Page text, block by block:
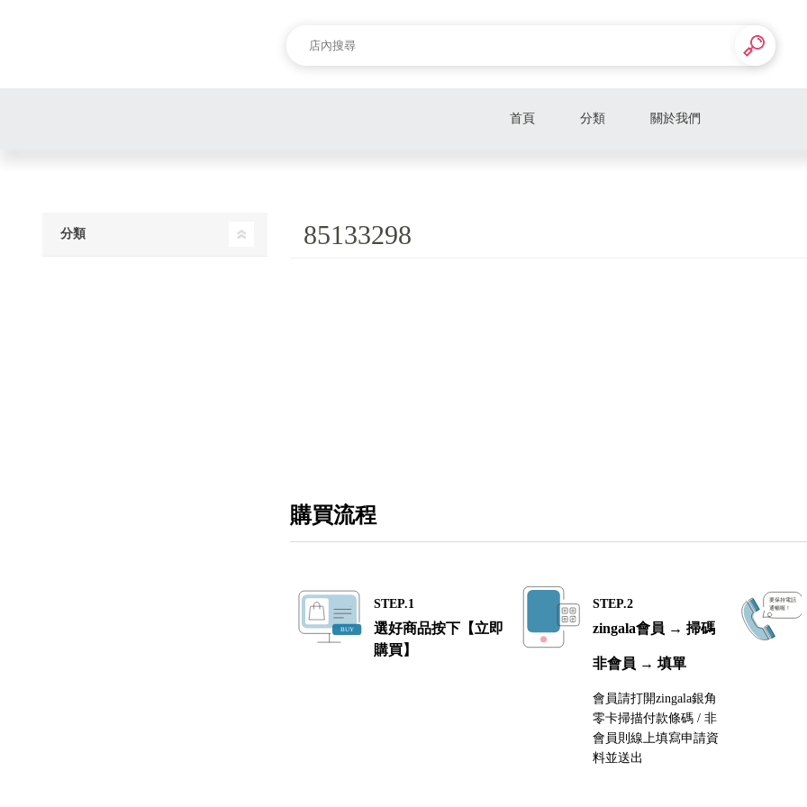
首頁 分類 關於我們
85133298
購買流程
STEP.1
選好商品按下【立即
購買】
STEP.2
zingala會員 → 掃碼
非會員 → 填單
會員請打開zingala銀角
零卡掃描付款條碼 / 非
會員則線上填寫申請資
料並送出
分類